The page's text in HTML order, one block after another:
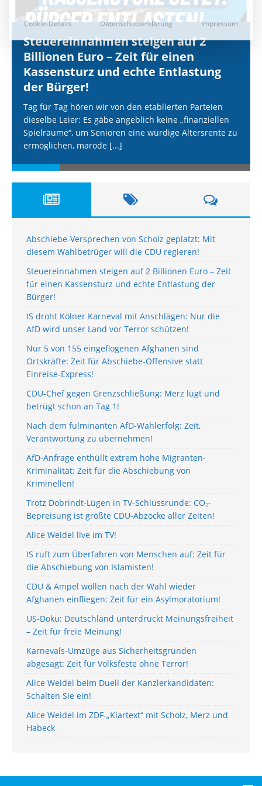
Steuereinnahmen steigen auf 2
Billionen Euro – Zeit für einen
Kassensturz und echte Entlastung
der Bürger!
Tag für Tag hören wir von den etablierten Parteien
dieselbe Leier: Es gäbe angeblich keine „finanziellen
Spielräume“, um Senioren eine würdige Altersrente zu
ermöglichen, marode [...]
Abschiebe-Versprechen von Scholz geplatzt: Mit
diesem Wahlbetrüger will die CDU regieren!
Steuereinnahmen steigen auf 2 Billionen Euro – Zeit
für einen Kassensturz und echte Entlastung der
Bürger!
IS droht Kölner Karneval mit Anschlägen: Nur die
AfD wird unser Land vor Terror schützen!
Nur 5 von 155 eingeflogenen Afghanen sind
Ortskräfte: Zeit für Abschiebe-Offensive statt
Einreise-Express!
CDU-Chef gegen Grenzschließung: Merz lügt und
betrügt schon an Tag 1!
Nach dem fulminanten AfD-Wahlerfolg: Zeit,
Verantwortung zu übernehmen!
AfD-Anfrage enthüllt extrem hohe Migranten-
Kriminalität: Zeit für die Abschiebung von
Kriminellen!
Trotz Dobrindt-Lügen in TV-Schlussrunde: CO₂-
Bepreisung ist größte CDU-Abzocke aller Zeiten!
Alice Weidel live im TV!
IS ruft zum Überfahren von Menschen auf: Zeit für
die Abschiebung von Islamisten!
CDU & Ampel wollen nach der Wahl wieder
Afghanen einfliegen: Zeit für ein Asylmoratorium!
US-Doku: Deutschland unterdrückt Meinungsfreiheit
– Zeit für freie Meinung!
Karnevals-Umzüge aus Sicherheitsgründen
abgesagt: Zeit für Volksfeste ohne Terror!
Alice Weidel beim Duell der Kanzlerkandidaten:
Schalten Sie ein!
Alice Weidel im ZDF-„Klartext“ mit Scholz, Merz und
Habeck